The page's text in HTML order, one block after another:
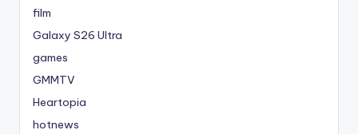
film
Galaxy S26 Ultra
games
GMMTV
Heartopia
hotnews